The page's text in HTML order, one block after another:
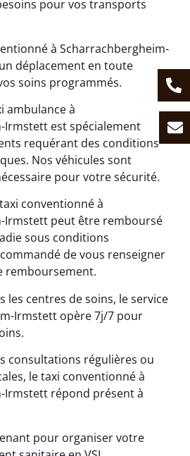
pour vos transports
à Scharrachbergheim-
déplacement en toute
soins programmés.
ambulance à
Irmstett est spécialement
requérant des conditions
Nos véhicules sont
pour votre sécurité.
conventionné à
Irmstett peut être remboursé
sous conditions
de vous renseigner
remboursement.
les centres de soins, le service
Irmstett opère 7j/7 pour
consultations régulières ou
le taxi conventionné à
Irmstett répond présent à
pour organiser votre